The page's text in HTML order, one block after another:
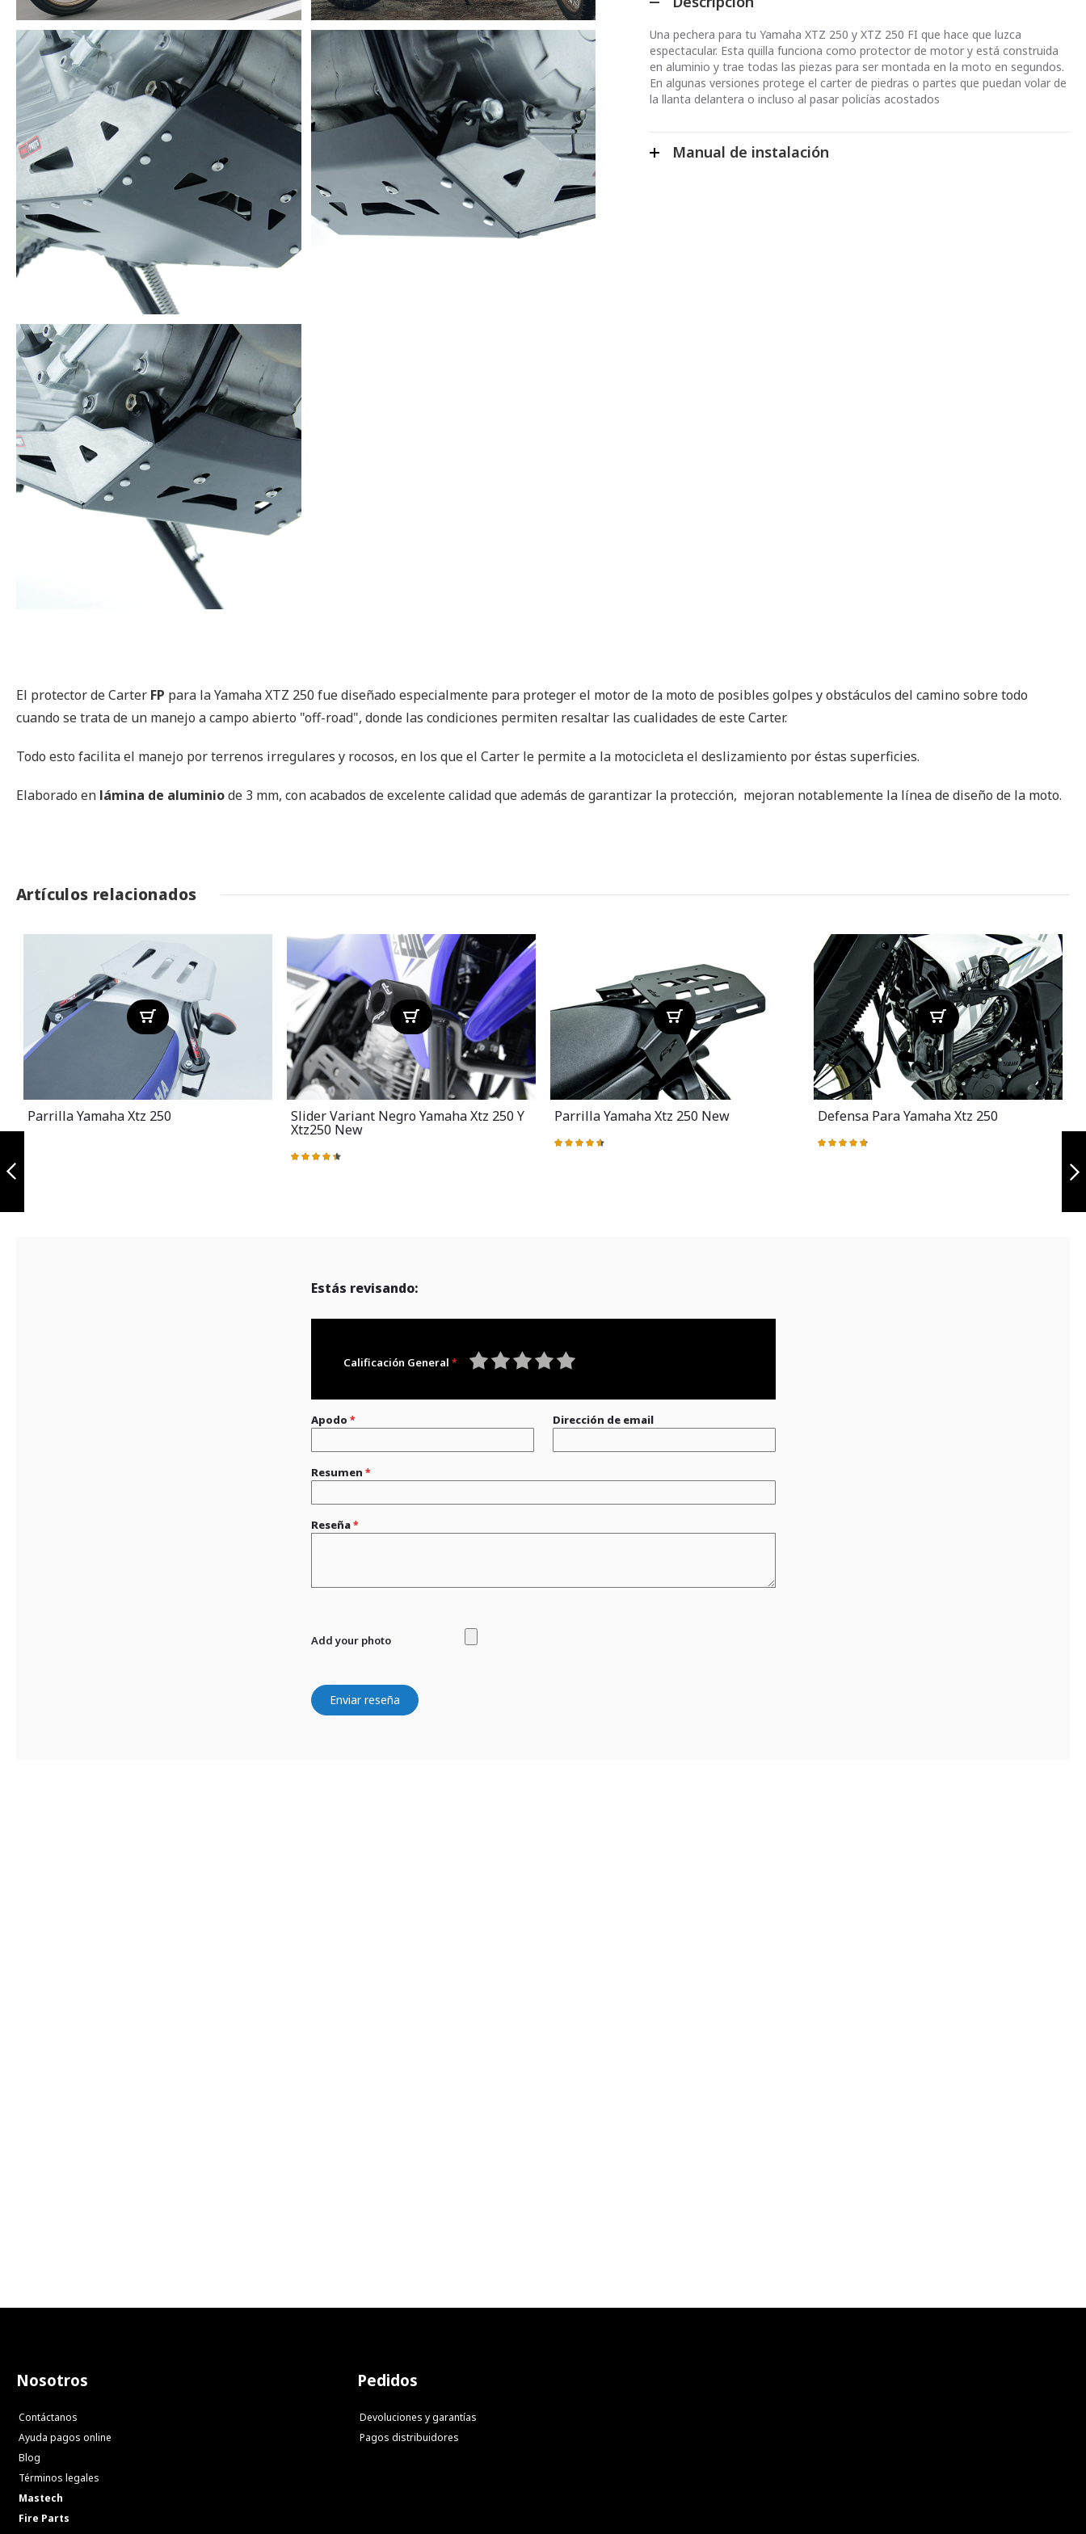
la
galería
de
Una pechera para tu Yamaha XTZ 250 y XTZ 250 FI que hace que luzca
espectacular. Esta quilla funciona como protector de motor y está construida
en aluminio y trae todas las piezas para ser montada en la moto en segundos.
En algunas versiones protege el carter de piedras o partes que puedan volar de
la llanta delantera o incluso al pasar policías acostados
Manual de instalación
El protector de Carter FP para la Yamaha XTZ 250 fue diseñado especialmente para proteger el motor de la moto de posibles golpes y obstáculos del camino sobre todo
cuando se trata de un manejo a campo abierto "off-road", donde las condiciones permiten resaltar las cualidades de este Carter.
Todo esto facilita el manejo por terrenos irregulares y rocosos, en los que el Carter le permite a la motocicleta el deslizamiento por éstas superficies.
Elaborado en lámina de aluminiode 3 mm, con acabados de excelente calidad que además de garantizar la protección, mejoran notablemente la línea de diseño de la moto.
Artículos relacionados
Parrilla Yamaha Xtz 250 Slider Variant Negro Yamaha Xtz 250 Y
Xtz250 New
Valoración:
Parrilla Yamaha Xtz 250 New
Valoración:
Defensa Para Yamaha Xtz 250
Valoración:
Estás revisando:
Calificación General
Apodo Dirección de email
Resumen
Reseña
Add your photo
Enviar reseña
Nosotros
Contáctanos
Ayuda pagos online
Blog
Términos legales
Mastech
Fire Parts
Pedidos
Devoluciones y garantías
Pagos distribuidores